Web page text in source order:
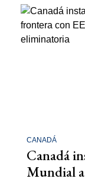
CANADÁ
Canadá
Mundial